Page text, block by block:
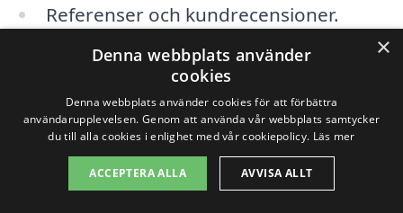
Referenser och kundrecensioner.
Tillgänglighet av material och tekniker.
Kostnader och offertförfarande.
Garanti och efterservice.
×
Denna webbplats använder
cookies
Denna webbplats använder cookies för att förbättra
användarupplevelsen. Genom att använda vår webbplats samtycker
du till alla cookies i enlighet med vår cookiepolicy. Läs mer
ACCEPTERA ALLA AVVISA ALLT